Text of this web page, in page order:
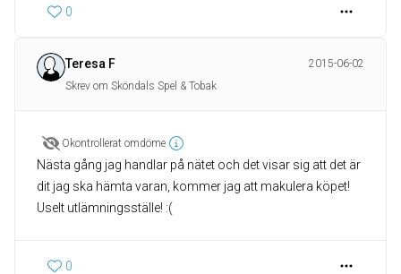
0
Teresa F
2015-06-02
Skrev om Sköndals Spel & Tobak
Okontrollerat omdöme
Nästa gång jag handlar på nätet och det visar sig att det är
dit jag ska hämta varan, kommer jag att makulera köpet!
Uselt utlämningsställe! :(
0